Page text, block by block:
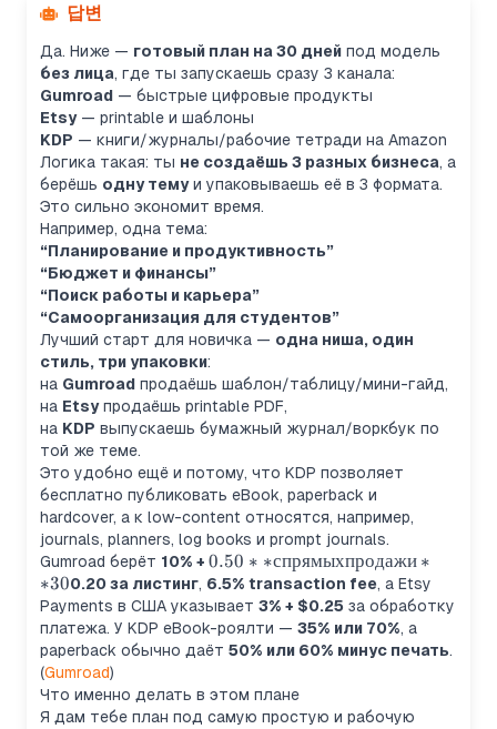
답변
Да. Ниже — готовый план на 30 дней под модель
без лица, где ты запускаешь сразу 3 канала:
Gumroad — быстрые цифровые продукты
Etsy— printable и шаблоны
KDP — книги/журналы/рабочие тетради на Amazon
Логика такая: ты не создаёшь 3 разных бизнеса, а
берёшь одну темуи упаковываешь её в 3 формата.
Это сильно экономит время.
Например, одна тема:
“Планирование и продуктивность”
“Бюджет и финансы”
“Поиск работы и карьера”
“Самоорганизация для студентов”
Лучший старт для новичка — одна ниша, один
стиль, три упаковки:
на Gumroad продаёшь шаблон/таблицу/мини-гайд,
на Etsyпродаёшь printable PDF,
на KDP выпускаешь бумажный журнал/воркбук по
той же теме.
Это удобно ещё и потому, что KDP позволяет
бесплатно публиковать eBook, paperback и
hardcover, а к low-content относятся, например,
journals, planners, log books и prompt journals.
Gumroad берёт 10% + 0.50** с
прямых
продаж и
**30%**
с продаж
Discover;
Etsy
0.50 ∗ ∗спрямыхпродажи ∗
∗300.20 за листинг, 6.5% transaction fee, а Etsy
Payments в США указывает 3% + $0.25 за обработку
платежа. У KDP eBook-роялти — 35% или 70%, а
paperback обычно даёт 50% или 60% минус печать.
(Gumroad)
Что именно делать в этом плане
Я дам тебе план под самую простую и рабочую